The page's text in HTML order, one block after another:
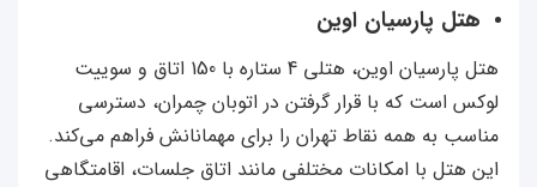
هتل پارسیان اوین
هتل پارسیان اوین، هتلی 4 ستاره با 150 اتاق و سوییت
لوکس است که با قرار گرفتن در اتوبان چمران، دسترسی
مناسب به همه نقاط تهران را برای مهمانانش فراهم می‌کند.
این هتل با امکانات مختلفی مانند اتاق جلسات، اقامتگاهی